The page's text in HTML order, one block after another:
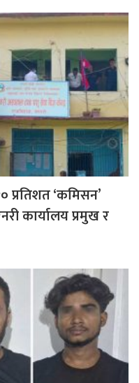
प्रतिशत ‘कमिसन’
कार्यालय प्रमुख र